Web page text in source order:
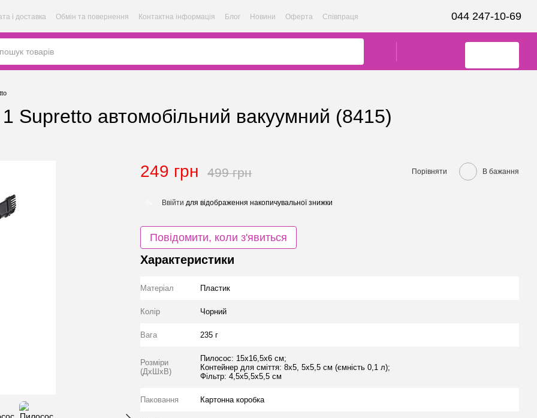
і доставка Обмін та повернення Контактна інформація Блог Новини Оферта Співпраця 044 247-10-69
Supretto автомобільний вакуумний (8415)
249 грн 499 грн Порівняти В бажання
Ввійти для відображення накопичувальної знижки
Повідомити, коли з'явиться
Характеристики
Матеріал Пластик
Колiр Чорний
Вага 235 г
Розміри
(ДхШхВ)
Пилосос: 15х16,5х6 см;
Контейнер для сміття: 8х5, 5х5,5 см (ємність 0,1 л);
Фільтр: 4,5х5,5х5,5 см
Паковання Картонна коробка